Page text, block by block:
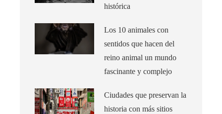
histórica
Los 10 animales con
sentidos que hacen del
reino animal un mundo
fascinante y complejo
Ciudades que preservan la
historia con más sitios